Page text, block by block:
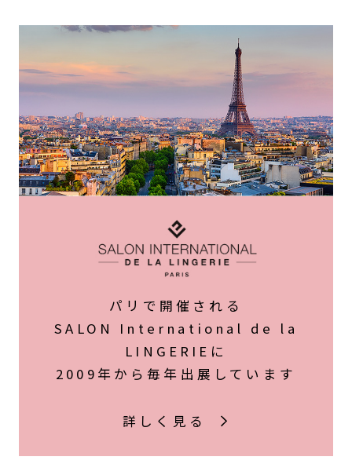
パリで開催される
SALON International de la
LINGERIEに
2009年から毎年出展しています
詳しく見る